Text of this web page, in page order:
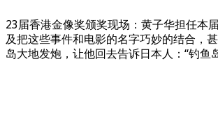
23届香港金像奖颁奖现场：黄子华担任本
及把这些事件和电影的名字巧妙的结合，
岛大地发炮，让他回去告诉日本人：“钓